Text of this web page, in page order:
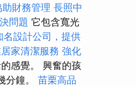
財務管理 長照中
問題 它包含寬光
名設計公司，提供
家清潔服務 強化
感覺。 興奮的孩
分鐘。 苗栗高品